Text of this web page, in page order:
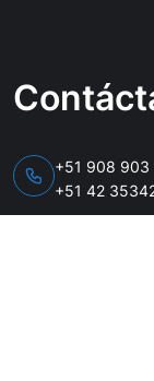
+51 908 903
+51 42